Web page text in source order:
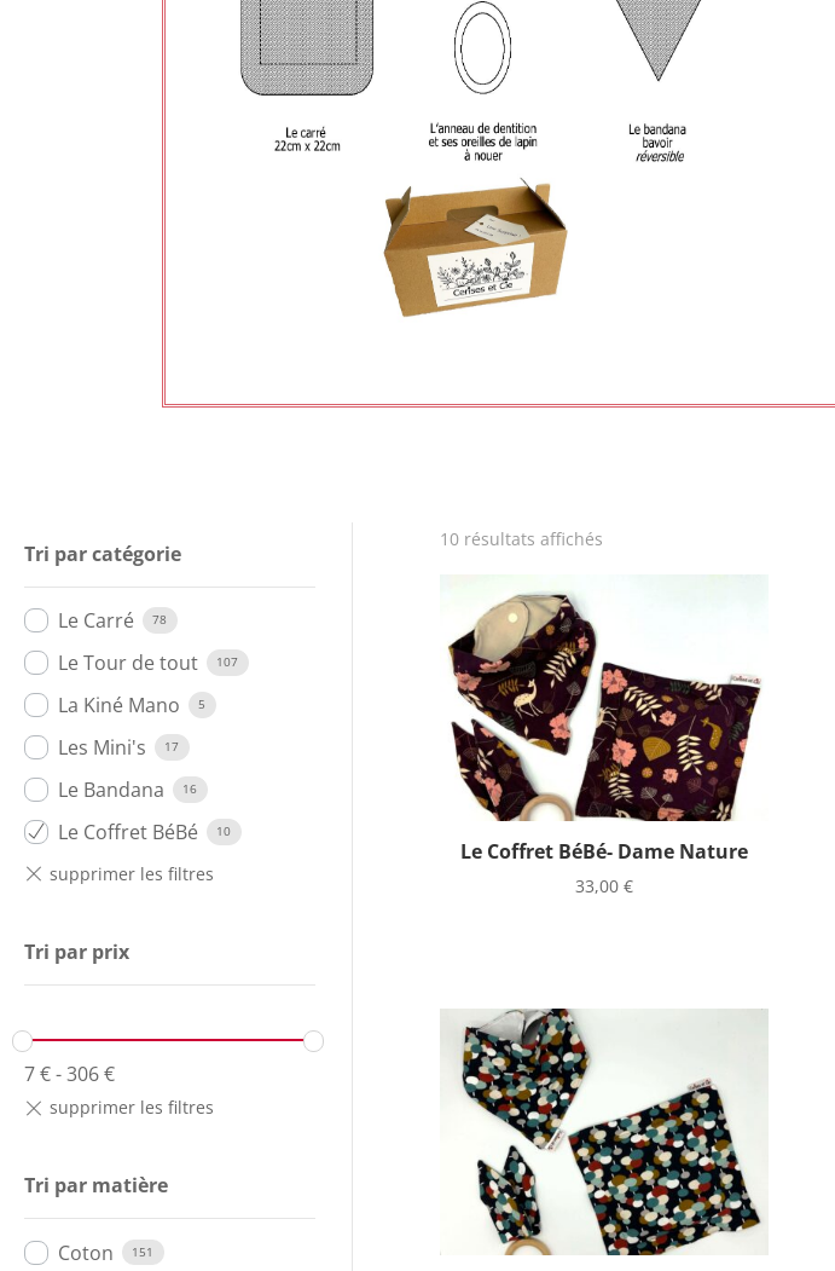
Tri par catégorie
Le Carré 78
Le Tour de tout 107
La Kiné Mano 5
Les Mini's 17
Le Bandana 16
Le Coffret BéBé 10
Tri par prix
7€-306€
Tri par matière
Coton 151
10 résultats affichés
Le Coffret BéBé- Dame Nature
33,00€